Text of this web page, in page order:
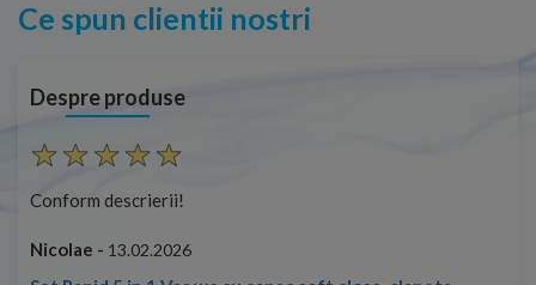
Ce spun clientii nostri
Despre produse
Conform descrierii!
Nicolae - 13.02.2026